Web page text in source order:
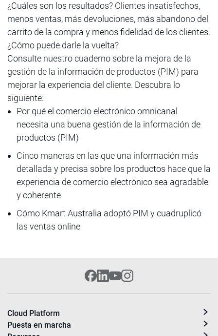
¿Cuáles son los resultados? Clientes insatisfechos,
menos ventas, más devoluciones, más abandono del
carrito de la compra y menos fidelidad de los clientes.
¿Cómo puede darle la vuelta?
Consulte nuestro cuaderno sobre la mejora de la
gestión de la información de productos (PIM) para
mejorar la experiencia del cliente. Descubra lo
siguiente:
Por qué el comercio electrónico omnicanal
necesita una buena gestión de la información de
productos (PIM)
Cinco maneras en las que una información más
detallada y precisa sobre los productos hace que la
experiencia de comercio electrónico sea agradable
y coherente
Cómo Kmart Australia adoptó PIM y cuadruplicó
las ventas online
Cloud Platform
Puesta en marcha